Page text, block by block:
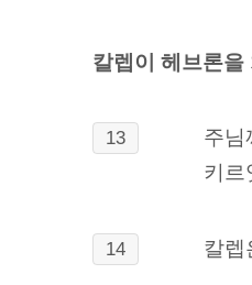
칼렙이 헤브론을
13 주님
키르
14 칼렙